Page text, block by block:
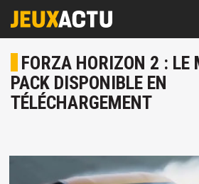
FORZA HORIZON 2 : LE
PACK DISPONIBLE EN
TÉLÉCHARGEMENT